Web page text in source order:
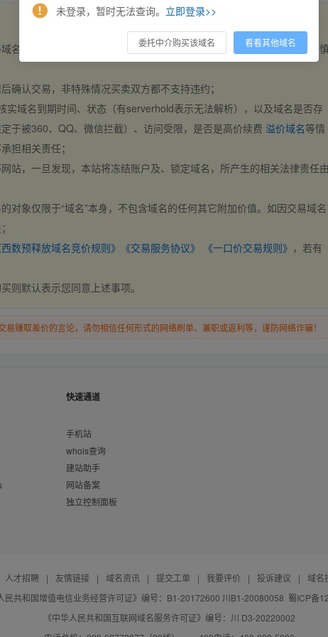
名，交易自动完成。买卖双方都不支持违约，一旦出价不支持撤销，请
确认交易，非特殊情况买卖双方都不支持违约；
实域名到期时间、状态（有serverhold表示无法解析），以及域名是否存
于被360、QQ、微信拦截）、访问受限，是否是高价续费 溢价域名等情
担相关责任；
站，一旦发现，本站将冻结账户及、锁定域名，所产生的相关法律责任
对象仅限于“域名”本身，不包含域名的任何其它附加价值。如因交易域名
西数预释放域名竞价规则》 《交易服务协议》 《一口价交易规则》 ，若有
则默认表示您同意上述事项。
赚取差价的言论，请勿相信任何形式的网络刷单、兼职或返利等，谨防网络诈骗！
快速通道
手机站
whois查询
建站助手
网站备案
独立控制面板
人才招聘 | 友情链接 | 域名资讯 | 提交工单 | 我要评价 | 投诉建议 |
域名
民共和国增值电信业务经营许可证》编号：B1-20172600 川B1-20080058 蜀ICP备
《中华人民共和国互联网域名服务许可证》编号：川 D3-20220002
未登录，暂时无法查询。 立即登录>>
委托中介购买该域名 看看其他域名